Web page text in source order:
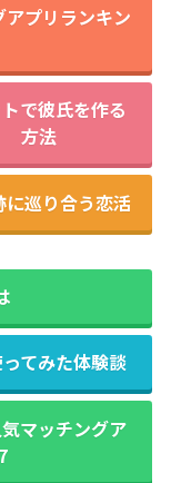
プリランキン
で彼氏を作る
方法
巡り合う恋活
てみた体験談
マッチングア